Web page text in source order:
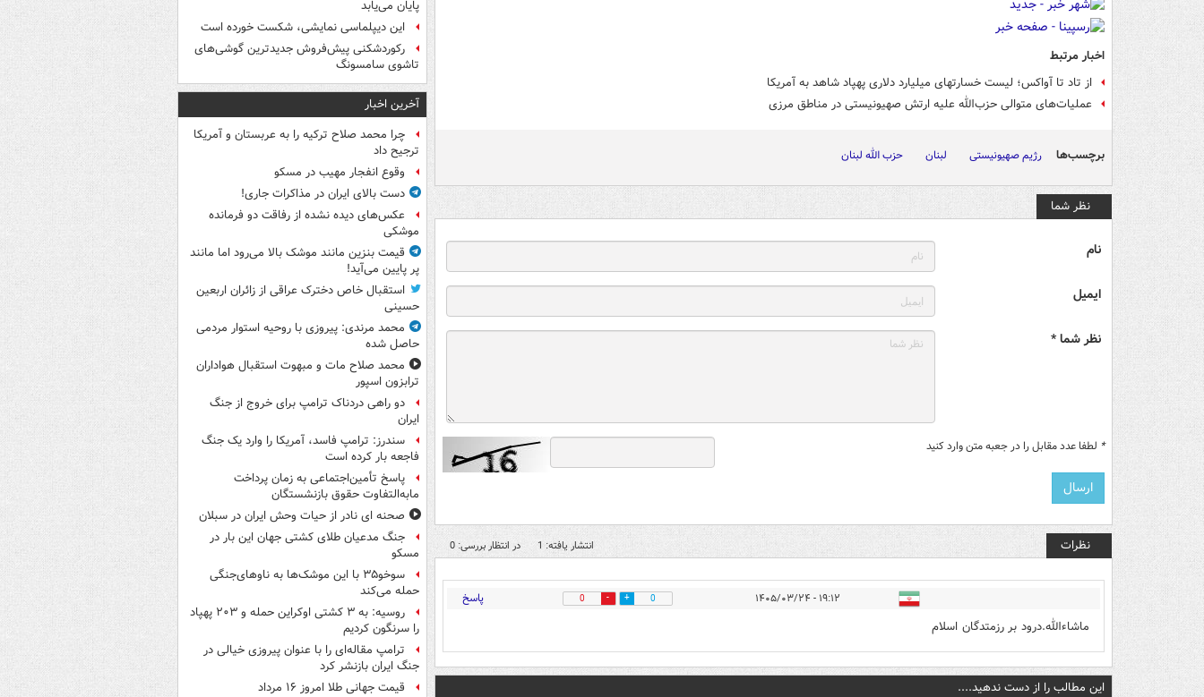
اخبار مرتبط
از تاد تا آواکس؛ لیست خسارتهای میلیارد دلاری پهپاد شاهد به آمریکا
عملیات‌های متوالی حزب‌الله علیه ارتش صهیونیستی در مناطق مرزی
برچسب‌ها رژیم صهیونیستی لبنان حزب الله لبنان
نظر شما
نام
ایمیل
نظر شما *
* لطفا عدد مقابل را در جعبه متن وارد کنید
نظرات انتشار یافته: 1 در انتظار بررسی: 0
۱۹:۱۲ - ۱۴۰۵/۰۳/۲۴ 0
0 پاسخ
ماشاءالله.درود بر رزمتدگان اسلام
این مطالب را از دست ندهید....
پایان می‌یابد
این دیپلماسی نمایشی، شکست خورده است
رکوردشکنی پیش‌فروش جدیدترین گوشی‌های
تاشوی سامسونگ
آخرین اخبار
چرا محمد صلاح ترکیه را به عربستان و آمریکا
ترجیح داد
وقوع انفجار مهیب در مسکو
دست بالای ایران در مذاکرات جاری!
عکس‌های دیده نشده از رفاقت دو فرمانده‌
موشکی
قیمت بنزین مانند موشک بالا می‌رود اما مانند
پر پایین می‌آید!
استقبال خاص دخترک عراقی از زائران اربعین
حسینی
محمد مرندی: پیروزی با روحیه استوار مردمی
حاصل شده
محمد صلاح مات و مبهوت استقبال هواداران
ترابزون اسپور
دو راهی دردناک ترامپ برای خروج از جنگ
ایران
سندرز: ترامپ فاسد، آمریکا را وارد یک جنگ
فاجعه بار کرده است
پاسخ تأمین‌اجتماعی به زمان پرداخت
مابه‌التفاوت حقوق بازنشستگان
صحنه ای نادر از حیات وحش ایران در سبلان
جنگ مدعیان طلای کشتی جهان این بار در
مسکو
سوخو۳۵ با این موشک‌ها به ناوهای‌جنگی
حمله می‌کند
روسیه: به ۳ کشتی اوکراین حمله و ۲۰۳ پهپاد
را سرنگون کردیم
ترامپ مقاله‌ای را با عنوان پیروزی خیالی در
جنگ ایران بازنشر کرد
قیمت جهانی طلا امروز ۱۶ مرداد